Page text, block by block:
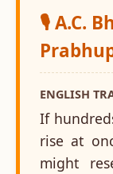
🎙️ A.C.
ENGLISH
If
rise at
might